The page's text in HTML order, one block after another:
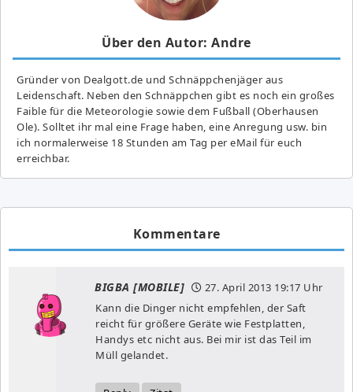
Über den Autor: Andre
Gründer von Dealgott.de und Schnäppchenjäger aus
Leidenschaft. Neben den Schnäppchen gibt es noch ein großes
Fai­ble für die Meteorologie sowie dem Fußball (Oberhausen
Ole). Solltet ihr mal eine Frage haben, eine Anregung usw. bin
ich normalerweise 18 Stunden am Tag per eMail für euch
erreichbar.
Kommentare
BIGBA [MOBILE] 27. April 2013 19:17 Uhr
Kann die Dinger nicht empfehlen, der Saft
reicht für größere Geräte wie Festplatten,
Handys etc nicht aus. Bei mir ist das Teil im
Müll gelandet.